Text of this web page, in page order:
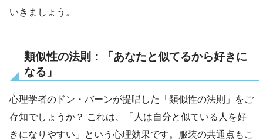
いきましょう。
類似性の法則：「あなたと似てるから好きに
なる」
心理学者のドン・バーンが提唱した「類似性の法則」をご
存知でしょうか？ これは、「人は自分と似ている人を好
きになりやすい」という心理効果です。服装の共通点もこ